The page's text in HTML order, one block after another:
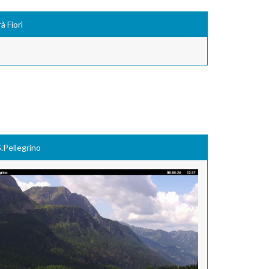
Fiorì